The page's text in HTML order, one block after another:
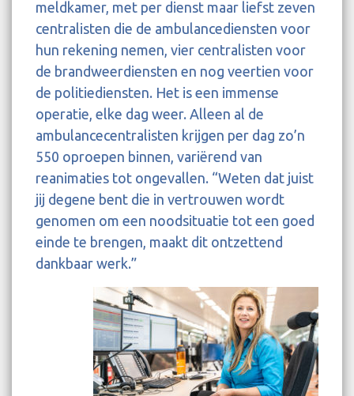
meldkamer, met per dienst maar liefst zeven
centralisten die de ambulancediensten voor
hun rekening nemen, vier centralisten voor
de brandweerdiensten en nog veertien voor
de politiediensten. Het is een immense
operatie, elke dag weer. Alleen al de
ambulancecentralisten krijgen per dag zo’n
550 oproepen binnen, variërend van
reanimaties tot ongevallen. “Weten dat juist
jij degene bent die in vertrouwen wordt
genomen om een noodsituatie tot een goed
einde te brengen, maakt dit ontzettend
dankbaar werk.”